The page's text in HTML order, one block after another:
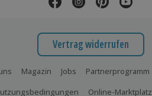
Vertrag widerrufen
Magazin Jobs Partnerprogramm
Online-Marktplatz